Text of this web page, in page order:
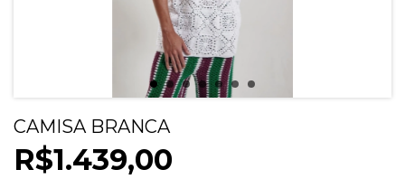
CAMISA BRANCA
R$1.439,00